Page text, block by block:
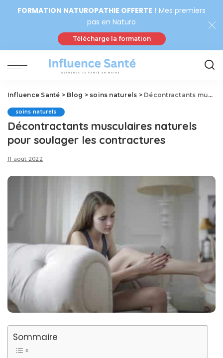
FORMATION NATUROPATHIE OFFERTE ! Mes premiers
pas en Naturo
Télécharge la formation
Influence Santé > Blog > soins naturels > Décontractants musculaires naturels pour soulager les contractures
soins naturels
Décontractants musculaires naturels
pour soulager les contractures
11 août 2022
Sommaire